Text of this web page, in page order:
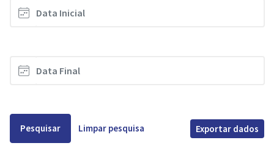
Pesquisar Limpar pesquisa Exportar dados